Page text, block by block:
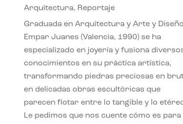
Arquitectura, Reportaje
Graduada en Arquitectura y Arte y
Empar Juanes (Valencia, 1990) se ha
especializado en joyería y fusiona
conocimientos en su práctica artística,
transformando piedras preciosas en
en delicadas obras escultóricas que
parecen flotar entre lo tangible y lo
Le pedimos que nos cuente cómo es para